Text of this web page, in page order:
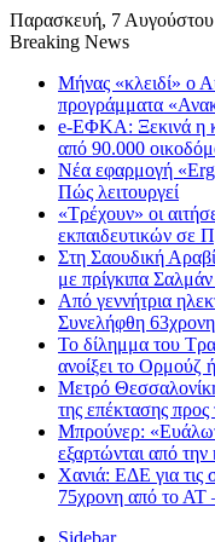
Παρασκευή, 7
Breaking News
Μήνας «κλειδί» ο
προγράμματα
e-ΕΦΚΑ: Ξεκινά η
από 90.000
Νέα εφαρμογή
Πώς λειτουργεί
«Τρέχουν» οι
εκπαιδευτικών σε
Στη Σαουδική
με πρίγκιπα
Από γεννήτρια
Συνελήφθη 63χρονη
Το δίλημμα του
ανοίξει το Ορμούζ
Μετρό
της επέκτασης
Μπρούνερ:
εξαρτώνται από
Χανιά: ΕΔΕ για τις
75χρονη από το ΑΤ
Sidebar